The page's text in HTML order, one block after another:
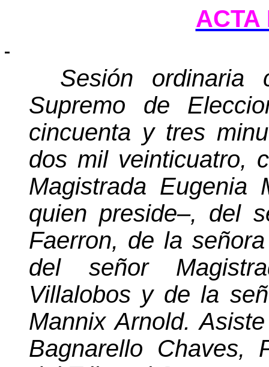
ACTA
Sesión ordinaria
Supremo de
cincuenta y tres
dos mil veinticuatro,
Magistrada Eugenia
quien preside–, del
Faerron, de la
del señor
Villalobos y de la
Mannix Arnold.
Bagnarello Chaves,